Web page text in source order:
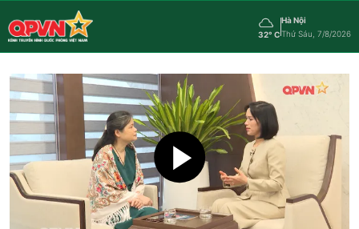
32° C
Hà Nội
Thứ Sáu, 7/8/2026